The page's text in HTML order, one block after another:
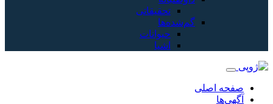
تحقیقاتی
گم‌شده‌ها
حیوانات
اشیا
صفحه اصلی
آگهی‌ها